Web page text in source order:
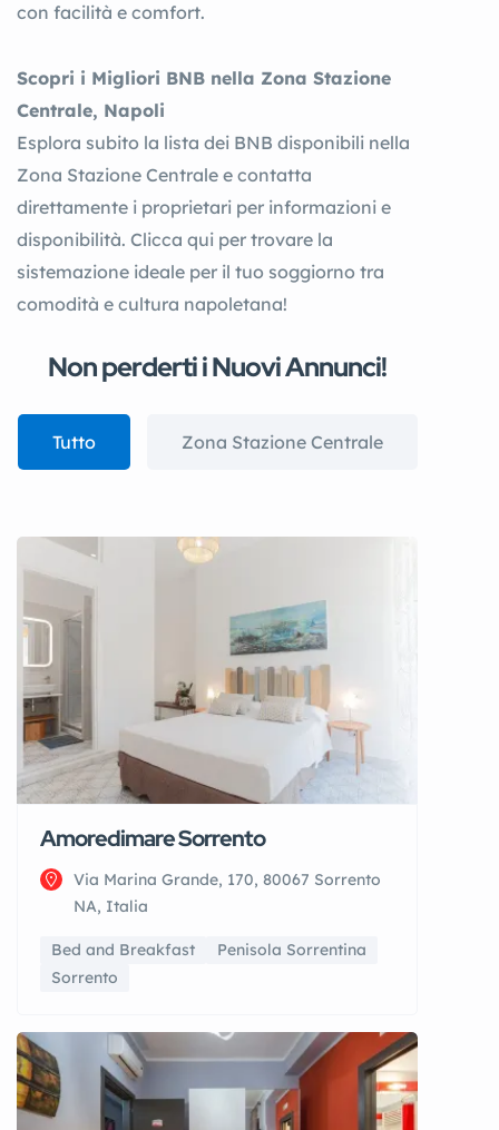
con facilità e comfort.
Scopri i Migliori BNB nella Zona Stazione
Centrale, Napoli
Esplora subito la lista dei BNB disponibili nella
Zona Stazione Centrale e contatta
direttamente i proprietari per informazioni e
disponibilità. Clicca qui per trovare la
sistemazione ideale per il tuo soggiorno tra
comodità e cultura napoletana!
Non perderti i Nuovi Annunci!
Tutto Zona Stazione Centrale
Amoredimare Sorrento
Via Marina Grande, 170, 80067 Sorrento
NA, Italia
Bed and Breakfast
Penisola Sorrentina
Sorrento